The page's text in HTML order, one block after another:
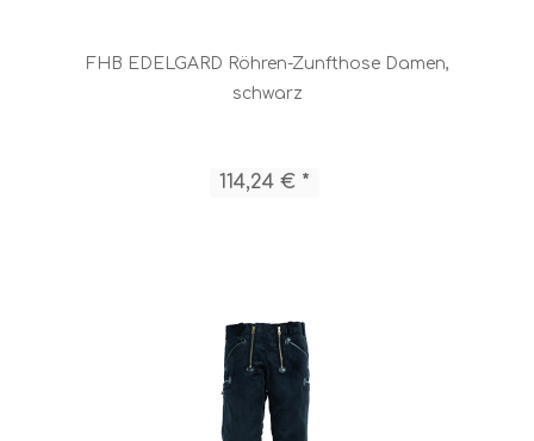
FHB EDELGARD Röhren-Zunfthose Damen,
schwarz
114,24 € *